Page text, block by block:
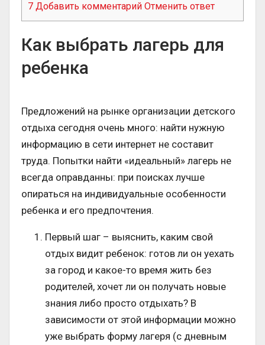
7 Добавить комментарий Отменить ответ
Как выбрать лагерь для
ребенка
Предложений на рынке организации детского
отдыха сегодня очень много: найти нужную
информацию в сети интернет не составит
труда. Попытки найти «идеальный» лагерь не
всегда оправданны: при поисках лучше
опираться на индивидуальные особенности
ребенка и его предпочтения.
Первый шаг – выяснить, каким свой
отдых видит ребенок: готов ли он уехать
за город и какое-то время жить без
родителей, хочет ли он получать новые
знания либо просто отдыхать? В
зависимости от этой информации можно
уже выбрать форму лагеря (с дневным